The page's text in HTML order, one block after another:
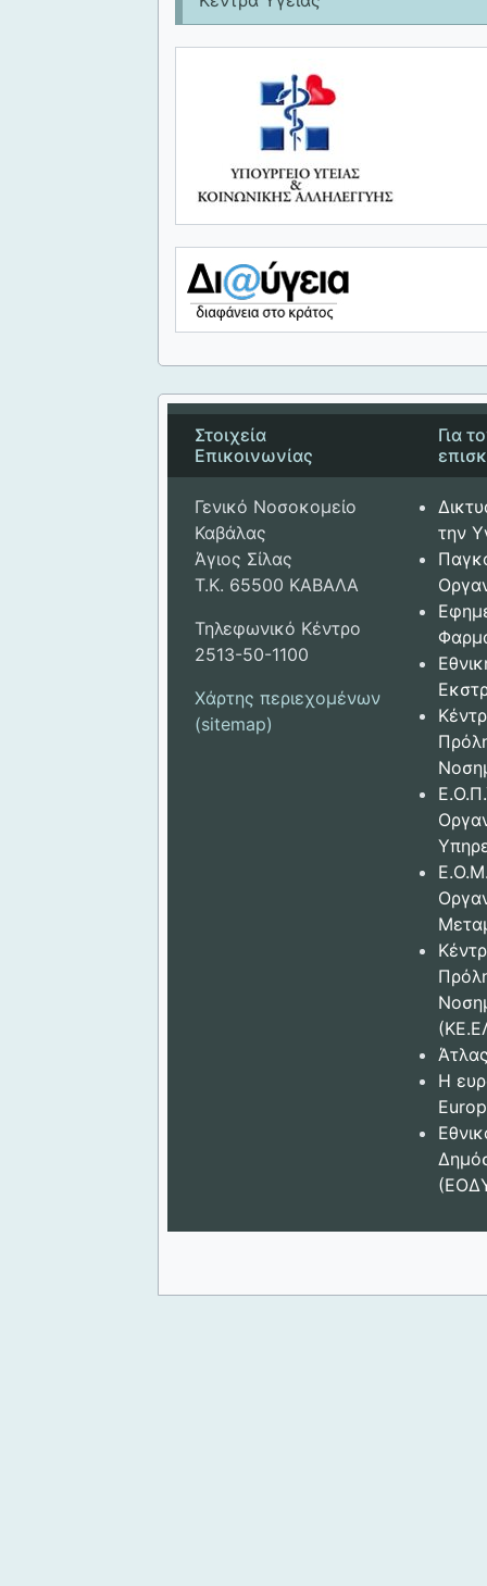
Στοιχεία
Επικοινωνίας
Γενικό Νοσοκομείο
Καβάλας
Άγιος Σίλας
Τ.Κ. 65500 ΚΑΒΑΛΑ
Τηλεφωνικό Κέντρο
2513-50-1100
Χάρτης περιεχομένων
(sitemap)
Για
την
Η